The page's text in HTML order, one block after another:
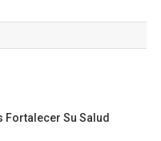
Fortalecer Su Salud